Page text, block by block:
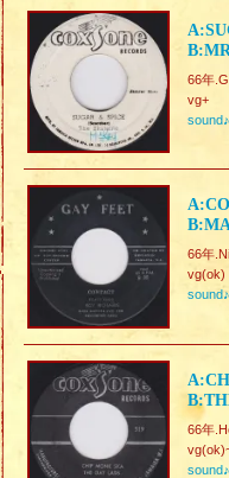
66年
vg+
sound♪
66年
vg(ok)
sound♪
66年
sound♪